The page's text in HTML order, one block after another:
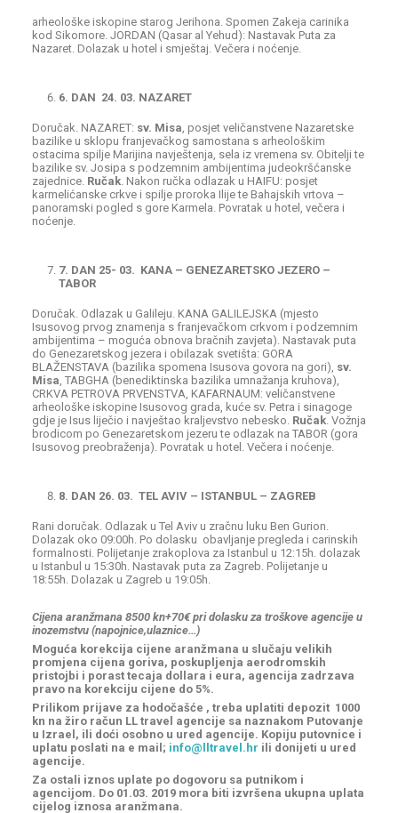
arheološke iskopine starog Jerihona. Spomen Zakeja carinika
kod Sikomore. JORDAN (Qasar al Yehud): Nastavak Puta za
Nazaret. Dolazak u hotel i smještaj. Večera i noćenje.
6. DAN 24. 03. NAZARET
Doručak. NAZARET: sv. Misa, posjet veličanstvene Nazaretske
bazilike u sklopu franjevačkog samostana s arheološkim
ostacima spilje Marijina navještenja, sela iz vremena sv. Obitelji te
bazilike sv. Josipa s podzemnim ambijentima judeokršćanske
zajednice. Ručak. Nakon ručka odlazak u HAIFU: posjet
karmelićanske crkve i spilje proroka Ilije te Bahajskih vrtova –
panoramski pogled s gore Karmela. Povratak u hotel, večera i
noćenje.
7. DAN 25- 03. KANA – GENEZARETSKO JEZERO –
TABOR
Doručak. Odlazak u Galileju. KANA GALILEJSKA (mjesto
Isusovog prvog znamenja s franjevačkom crkvom i podzemnim
ambijentima – moguća obnova bračnih zavjeta). Nastavak puta
do Genezaretskog jezera i obilazak svetišta: GORA
BLAŽENSTAVA (bazilika spomena Isusova govora na gori), sv.
Misa, TABGHA (benediktinska bazilika umnažanja kruhova),
CRKVA PETROVA PRVENSTVA, KAFARNAUM: veličanstvene
arheološke iskopine Isusovog grada, kuće sv. Petra i sinagoge
gdje je Isus liječio i navještao kraljevstvo nebesko. Ručak. Vožnja
brodicom po Genezaretskom jezeru te odlazak na TABOR (gora
Isusovog preobraženja). Povratak u hotel. Večera i noćenje.
8. DAN 26. 03. TEL AVIV – ISTANBUL – ZAGREB
Rani doručak. Odlazak u Tel Aviv u zračnu luku Ben Gurion.
Dolazak oko 09:00h. Po dolasku obavljanje pregleda i carinskih
formalnosti. Polijetanje zrakoplova za Istanbul u 12:15h. dolazak
u Istanbul u 15:30h. Nastavak puta za Zagreb. Polijetanje u
18:55h. Dolazak u Zagreb u 19:05h.
Cijena aranžmana 8500 kn+70€ pri dolasku za troškove agencije u
inozemstvu (napojnice,ulaznice…)
Moguća korekcija cijene aranžmana u slučaju velikih
promjena cijena goriva, poskupljenja aerodromskih
pristojbi i porast tecaja dollara i eura, agencija zadrzava
pravo na korekciju cijene do 5%.
Prilikom prijave za hodočašće , treba uplatiti depozit 1000
kn na žiro račun LL travel agencije sa naznakom Putovanje
u Izrael, ili doći osobno u ured agencije. Kopiju putovnice i
uplatu poslati na e mail; info@lltravel.hr ili donijeti u ured
agencije.
Za ostali iznos uplate po dogovoru sa putnikom i
agencijom. Do 01.03. 2019 mora biti izvršena ukupna uplata
cijelog iznosa aranžmana.